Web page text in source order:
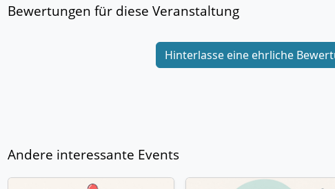
Bewertungen für diese Veranstaltung
Hinterlasse eine ehrliche
Andere interessante Events